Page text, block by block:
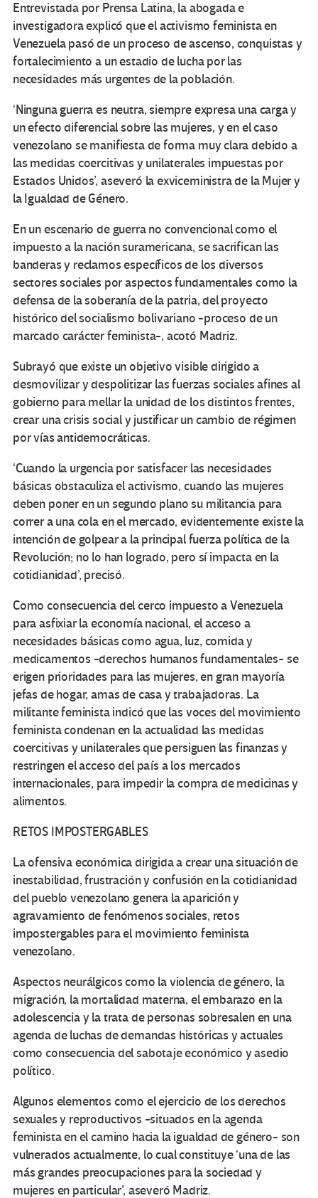
Entrevistada por Prensa Latina, la abogada e
investigadora explicó que el activismo feminista en
Venezuela pasó de un proceso de ascenso, conquistas y
fortalecimiento a un estadio de lucha por las
necesidades más urgentes de la población.
‘Ninguna guerra es neutra, siempre expresa una carga y
un efecto diferencial sobre las mujeres, y en el caso
venezolano se manifiesta de forma muy clara debido a
las medidas coercitivas y unilaterales impuestas por
Estados Unidos’, aseveró la exviceministra de la Mujer y
la Igualdad de Género.
En un escenario de guerra no convencional como el
impuesto a la nación suramericana, se sacrifican las
banderas y reclamos específicos de los diversos
sectores sociales por aspectos fundamentales como la
defensa de la soberanía de la patria, del proyecto
histórico del socialismo bolivariano -proceso de un
marcado carácter feminista-, acotó Madriz.
Subrayó que existe un objetivo visible dirigido a
desmovilizar y despolitizar las fuerzas sociales afines al
gobierno para mellar la unidad de los distintos frentes,
crear una crisis social y justificar un cambio de régimen
por vías antidemocráticas.
‘Cuando la urgencia por satisfacer las necesidades
básicas obstaculiza el activismo, cuando las mujeres
deben poner en un segundo plano su militancia para
correr a una cola en el mercado, evidentemente existe la
intención de golpear a la principal fuerza política de la
Revolución; no lo han logrado, pero sí impacta en la
cotidianidad’, precisó.
Como consecuencia del cerco impuesto a Venezuela
para asfixiar la economía nacional, el acceso a
necesidades básicas como agua, luz, comida y
medicamentos -derechos humanos fundamentales- se
erigen prioridades para las mujeres, en gran mayoría
jefas de hogar, amas de casa y trabajadoras. La
militante feminista indicó que las voces del movimiento
feminista condenan en la actualidad las medidas
coercitivas y unilaterales que persiguen las finanzas y
restringen el acceso del país a los mercados
internacionales, para impedir la compra de medicinas y
alimentos.
RETOS IMPOSTERGABLES
La ofensiva económica dirigida a crear una situación de
inestabilidad, frustración y confusión en la cotidianidad
del pueblo venezolano genera la aparición y
agravamiento de fenómenos sociales, retos
impostergables para el movimiento feminista
venezolano.
Aspectos neurálgicos como la violencia de género, la
migración, la mortalidad materna, el embarazo en la
adolescencia y la trata de personas sobresalen en una
agenda de luchas de demandas históricas y actuales
como consecuencia del sabotaje económico y asedio
político.
Algunos elementos como el ejercicio de los derechos
sexuales y reproductivos -situados en la agenda
feminista en el camino hacia la igualdad de género- son
vulnerados actualmente, lo cual constituye ‘una de las
más grandes preocupaciones para la sociedad y
mujeres en particular’, aseveró Madriz.